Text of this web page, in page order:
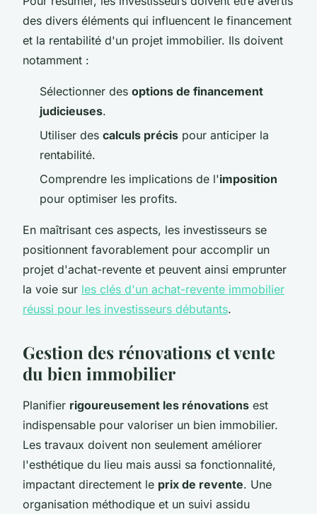
des divers éléments qui influencent le financement
et la rentabilité d'un projet immobilier. Ils doivent
notamment :
Sélectionner des options de financement
judicieuses.
Utiliser des calculs précis pour anticiper la
rentabilité.
Comprendre les implications de l'imposition
pour optimiser les profits.
En maîtrisant ces aspects, les investisseurs se
positionnent favorablement pour accomplir un
projet d'achat-revente et peuvent ainsi emprunter
la voie sur les clés d'un achat-revente immobilier
réussi pour les investisseurs débutants.
Gestion des rénovations et vente
du bien immobilier
Planifier rigoureusement les rénovations est
indispensable pour valoriser un bien immobilier.
Les travaux doivent non seulement améliorer
l'esthétique du lieu mais aussi sa fonctionnalité,
impactant directement le prix de revente. Une
organisation méthodique et un suivi assidu